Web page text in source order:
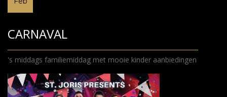
CARNAVAL
's middags familiemiddag met mooie kinder aanbiedingen